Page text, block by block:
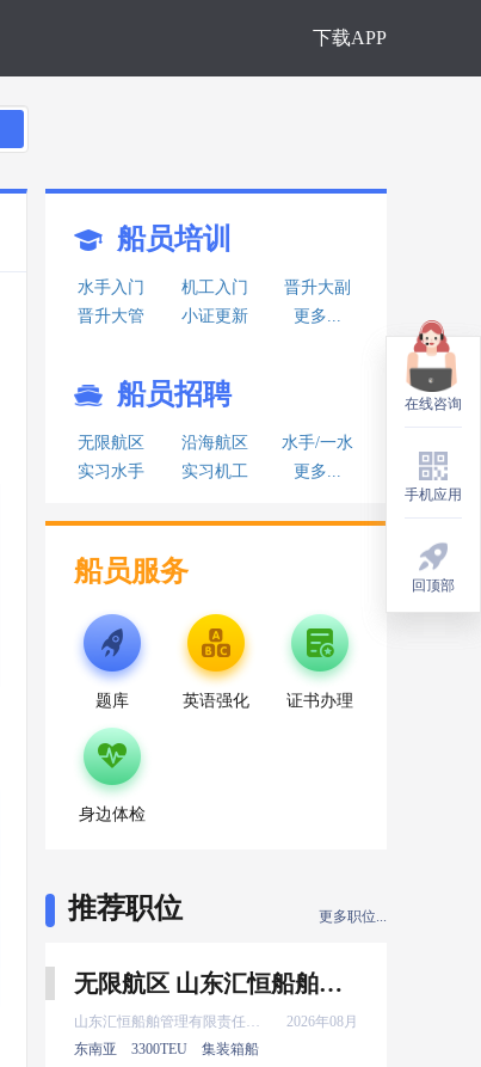
下载APP
船员培训
水手入门 机工入门
晋升大副
晋升大管
小证更新 更多...
船员招聘
无限航区 沿海航区
水手/一水
实习水手
实习机工 更多...
船员服务
题库 英语强化 证书办理
身边体检
推荐职位 更多职位...
无限航区 山东汇恒船舶管理有限责任公司 机工长 8月上船
山东汇恒船舶管理有限责任公司
2026年08月
东南亚
3300TEU 集装箱船
在线咨询
手机应用
回顶部
在线咨询
手机应用
回顶部